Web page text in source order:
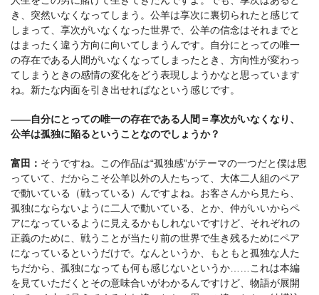
き、突然いなくなってしまう。公羊は享次に裏切られたと感じて
しまって、享次がいなくなった世界で、公羊の信念はそれまでと
はまったく違う方向に向いてしまうんです。自分にとっての唯一
の存在である人間がいなくなってしまったとき、方向性が変わっ
てしまうときの感情の変化をどう表現しようかなと思っています
ね。新たな内面を引き出せればなという感じです。
――自分にとっての唯一の存在である人間＝享次がいなくなり、
公羊は孤独に陥るということなのでしょうか？
富田： そうですね。この作品は“孤独感”がテーマの一つだと僕は思
っていて、だからこそ公羊以外の人たちって、大体二人組のペア
で動いている（戦っている）んですよね。お客さんから見たら、
孤独にならないように二人で動いている、とか、仲がいいからペ
アになっているように見えるかもしれないですけど、それぞれの
正義のために、戦うことが当たり前の世界で生き残るためにペア
になっているというだけで。なんというか、もともと孤独な人た
ちだから、孤独になっても何も感じないというか……これは本編
を見ていただくとその意味合いがわかるんですけど、物語が展開